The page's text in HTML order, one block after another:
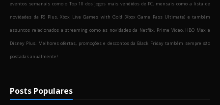
eventos semanais como o Top 10 dos jogos mais vendidos de PC, mensais como a lista de
novidades da PS Plus, Xbox Live Games with Gold (Xbox Game Pass Ultimate) e também
assuntos relacionados a streaming como as novidades da Netflix, Prime Video, HBO Max e
Disney Plus. Melhores ofertas, promoções e descontos da Black Friday também sempre são
postadas anualmente!
Posts Populares